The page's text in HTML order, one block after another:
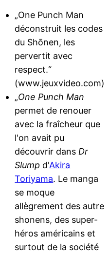
„One Punch Man
déconstruit les codes
du Shōnen, les
pervertit avec
respect.“
(www.jeuxvideo.com)
„One Punch Man
permet de renouer
avec la fraîcheur que
l'on avait pu
découvrir dans Dr
Slump d'Akira
Toriyama. Le manga
se moque
allègrement des autre
shonens, des super-
héros américains et
surtout de la société